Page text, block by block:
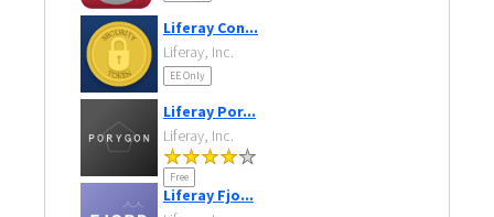
Liferay Con...
Liferay, Inc.
EE Only
Liferay Por...
Liferay, Inc.
Free
Liferay Fjo...